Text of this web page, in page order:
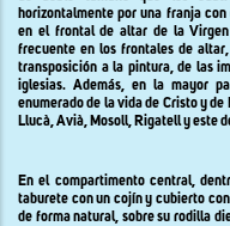
horizontalmente por una franja
en el frontal de altar de la
frecuente en los frontales de
transposición a la pintura, de las
iglesias. Además, en la mayor
enumerado de la vida de Cristo y
Llucà, Avià, Mosoll, Rigatell y este
En el compartimento central,
taburete con un cojín y cubierto
de forma natural, sobre su rodilla